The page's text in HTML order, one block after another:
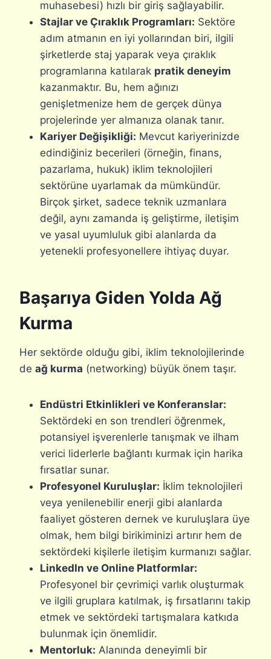
muhasebesi) hızlı bir giriş sağlayabilir.
Stajlar ve Çıraklık Programları: Sektöre
adım atmanın en iyi yollarından biri, ilgili
şirketlerde staj yaparak veya çıraklık
programlarına katılarak pratik deneyim
kazanmaktır. Bu, hem ağınızı
genişletmenize hem de gerçek dünya
projelerinde yer almanıza olanak tanır.
Kariyer Değişikliği: Mevcut kariyerinizde
edindiğiniz becerileri (örneğin, finans,
pazarlama, hukuk) iklim teknolojileri
sektörüne uyarlamak da mümkündür.
Birçok şirket, sadece teknik uzmanlara
değil, aynı zamanda iş geliştirme, iletişim
ve yasal uyumluluk gibi alanlarda da
yetenekli profesyonellere ihtiyaç duyar.
Başarıya Giden Yolda Ağ
Kurma
Her sektörde olduğu gibi, iklim teknolojilerinde
de ağ kurma (networking) büyük önem taşır.
Endüstri Etkinlikleri ve Konferanslar:
Sektördeki en son trendleri öğrenmek,
potansiyel işverenlerle tanışmak ve ilham
verici liderlerle bağlantı kurmak için harika
fırsatlar sunar.
Profesyonel Kuruluşlar: İklim teknolojileri
veya yenilenebilir enerji gibi alanlarda
faaliyet gösteren dernek ve kuruluşlara üye
olmak, hem bilgi birikiminizi artırır hem de
sektördeki kişilerle iletişim kurmanızı sağlar.
LinkedIn ve Online Platformlar:
Profesyonel bir çevrimiçi varlık oluşturmak
ve ilgili gruplara katılmak, iş fırsatlarını takip
etmek ve sektördeki tartışmalara katkıda
bulunmak için önemlidir.
Mentorluk: Alanında deneyimli bir